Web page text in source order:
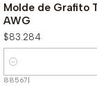
Molde de Grafito
AWG
$83.284
Cantidad
88567|